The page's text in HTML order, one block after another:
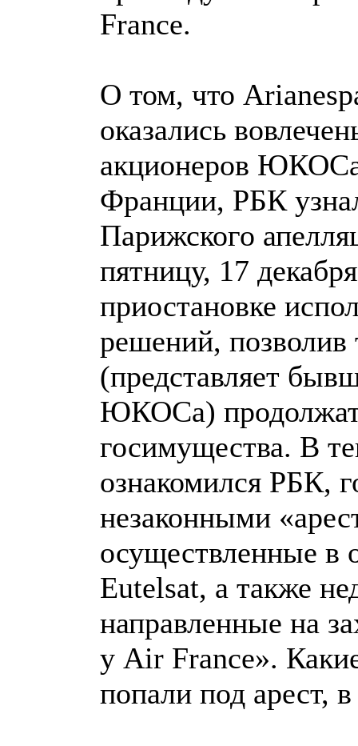
France.
О том, что
оказались
акционеров
Франции, РБК
Парижского
пятницу, 17
приостановке
решений,
(представляет
ЮКОСа)
госимущества. В
ознакомился РБК,
незаконными
осуществленные в
Eutelsat, а также
направленные на
у Air France».
попали под арест,